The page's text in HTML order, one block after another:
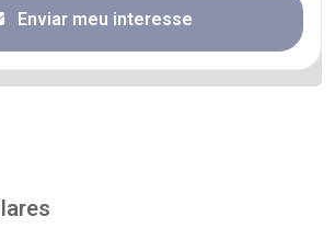
Enviar meu interesse